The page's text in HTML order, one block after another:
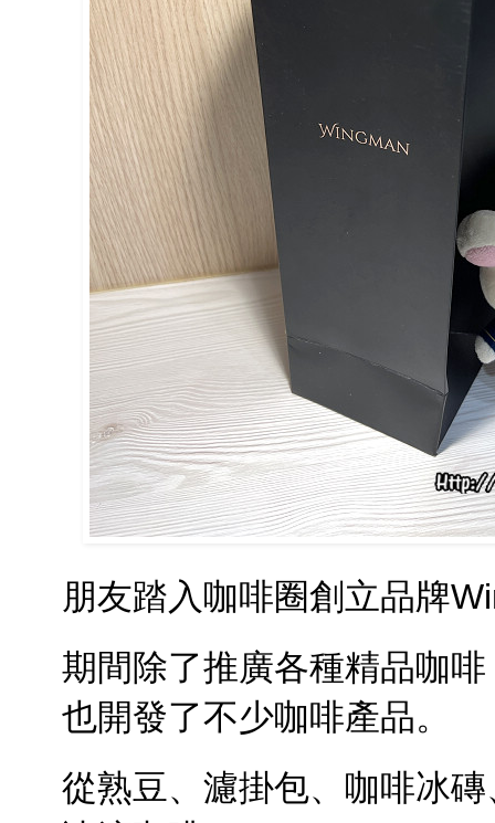
朋友踏入咖啡圈創立品牌
期間除了推廣各種精品咖
也開發了不少咖啡產品。
從熟豆、濾掛包、咖啡冰